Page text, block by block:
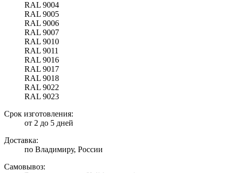
RAL 9004
RAL 9005
RAL 9006
RAL 9007
RAL 9010
RAL 9011
RAL 9016
RAL 9017
RAL 9018
RAL 9022
RAL 9023
Срок изготовления:
от 2 до 5 дней
Доставка:
по Владимиру, России
Самовывоз: